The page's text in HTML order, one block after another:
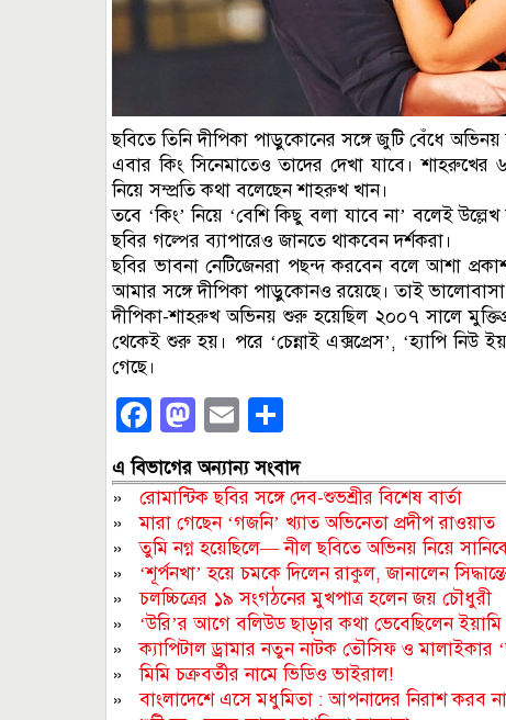
ছবিতে তিনি দীপিকা পাড়ুকোনের সঙ্গে জুটি বেঁধে অভিনয়
এবার কিং সিনেমাতেও তাদের দেখা যাবে। শাহরুখের
নিয়ে সম্প্রতি কথা বলেছেন শাহরুখ খান।
তবে ‘কিং’ নিয়ে ‘বেশি কিছু বলা যাবে না’ বলেই
ছবির গল্পের ব্যাপারেও জানতে থাকবেন দর্শকরা।
ছবির ভাবনা নেটিজেনরা পছন্দ করবেন বলে আশা
আমার সঙ্গে দীপিকা পাড়ুকোনও রয়েছে। তাই
দীপিকা-শাহরুখ অভিনয় শুরু হয়েছিল ২০০৭ সালে
থেকেই শুরু হয়। পরে ‘চেন্নাই এক্সপ্রেস’, ‘হ্যাপি নিউ
গেছে।
Facebook
Mastodon
Email
এ বিভাগের অন্যান্য সংবাদ
» রোমান্টিক ছবির সঙ্গে দেব-শুভশ্রীর বিশেষ বার্তা
»মারা গেছেন ‘গজনি’ খ্যাত অভিনেতা প্রদীপ রাওয়াত
»তুমি নগ্ন হয়েছিলে— নীল ছবিতে অভিনয় নিয়ে
» ‘শূর্পনখা’ হয়ে চমকে দিলেন রাকুল, জানালেন
»চলচ্চিত্রের ১৯ সংগঠনের মুখপাত্র হলেন জয় চৌধুরী
» ‘উরি’র আগে বলিউড ছাড়ার কথা ভেবেছিলেন ইয়ামি
»ক্যাপিটাল ড্রামার নতুন নাটক তৌসিফ ও মালাইকার
»মিমি চক্রবর্তীর নামে ভিডিও ভাইরাল!
»বাংলাদেশে এসে মধুমিতা : আপনাদের নিরাশ করব না